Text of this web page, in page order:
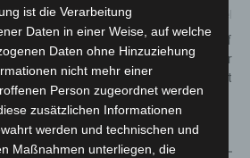
Toiletten auf dem Friedhof
Godshorn im Winterhalbjahr
bis 18 Uhr geöffnet
ist die Verarbeitung
Daten in einer Weise, auf welche
Daten ohne Hinzuziehung
nicht mehr einer
Person zugeordnet werden
zusätzlichen Informationen
werden und technischen und
Maßnahmen unterliegen, die